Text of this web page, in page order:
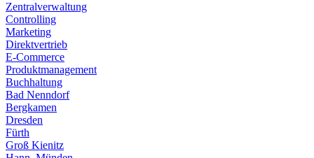
Zentralverwaltung
Controlling
Marketing
Direktvertrieb
E-Commerce
Produktmanagement
Buchhaltung
Bad Nenndorf
Bergkamen
Dresden
Fürth
Groß Kienitz